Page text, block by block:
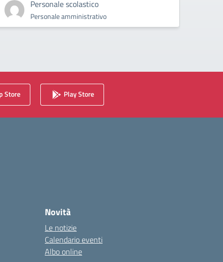
Personale scolastico
Personale amministrativo
Store Play Store
Novità
Le notizie
Calendario eventi
Albo online